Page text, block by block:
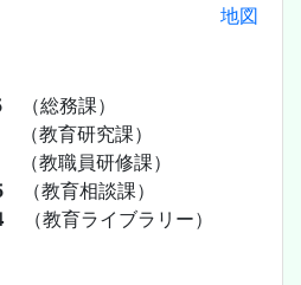
地図
（総務課）
（教育研究課）
（教職員研修課）
（教育相談課）
（教育ライブラリー）